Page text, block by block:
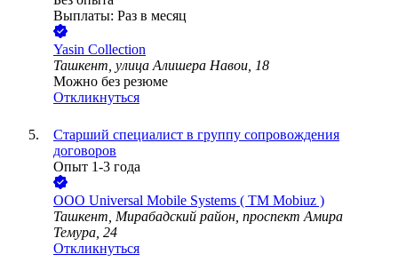
Выплаты: Раз в месяц
Yasin Collection
Ташкент, улица Алишера Навои, 18
Можно без резюме
Откликнуться
Старший специалист в группу сопровождения
договоров
Опыт 1-3 года
ООО Universal Mobile Systems ( ТМ Mobiuz )
Ташкент, Мирабадский район, проспект Амира
Темура, 24
Откликнуться